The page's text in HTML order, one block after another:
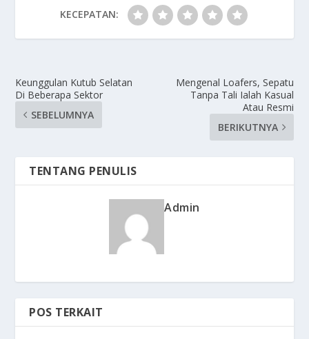
KECEPATAN:
Keunggulan Kutub Selatan
Di Beberapa Sektor
SEBELUMNYA
Mengenal Loafers, Sepatu
Tanpa Tali Ialah Kasual
Atau Resmi
BERIKUTNYA
TENTANG PENULIS
Admin
POS TERKAIT